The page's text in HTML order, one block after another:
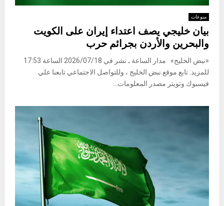
منوعات
بيان خليجي يصف اعتداء إيران على الكويت
والبحرين والأردن بجرائم حرب
«نبض الخليج» مدار الساعة ـ نشر في 2026/07/18 الساعة 17:53
للمزيد: تابع موقع نبض الخليج ، وللتواصل الاجتماعي تابعنا علي
فيسبوك وتويتر مصدر المعلومات...